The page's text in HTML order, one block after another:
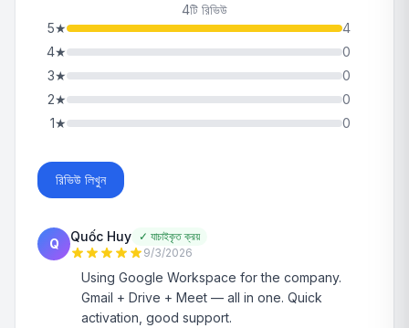
4টি রিভিউ
5★
4
4★
0
3★
0
2★
0
1★ 0
রিভিউ লিখুন
Q Quốc Huy ✓ যাচাইকৃত ক্রয়
9/3/2026
Using Google Workspace for the company.
Gmail + Drive + Meet — all in one. Quick
activation, good support.